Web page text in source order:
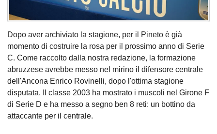
Dopo aver archiviato la stagione, per il Pineto è già
momento di costruire la rosa per il prossimo anno di Serie
C. Come raccolto dalla nostra redazione, la formazione
abruzzese avrebbe messo nel mirino il difensore centrale
dell'Ancona Enrico Rovinelli, dopo l'ottima stagione
disputata. Il classe 2003 ha mostrato i muscoli nel Girone F
di Serie D e ha messo a segno ben 8 reti: un bottino da
attaccante per il centrale.